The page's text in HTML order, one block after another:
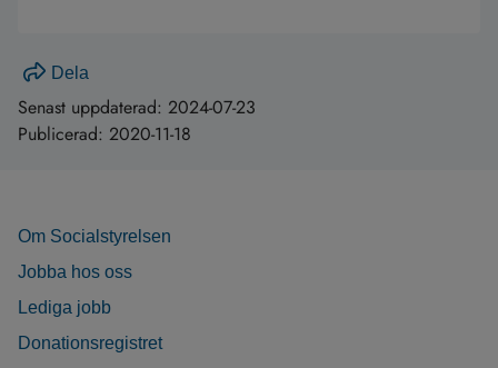
Dela
Senast uppdaterad: 2024-07-23
Publicerad: 2020-11-18
Om Socialstyrelsen
Jobba hos oss
Lediga jobb
Donationsregistret